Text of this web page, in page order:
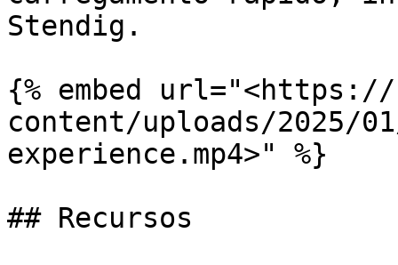
Stendig.
{% embed url="<https://
content/uploads/2025/
experience.mp4>" %}
## Recursos